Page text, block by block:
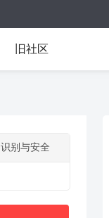
旧社区
识别与安全